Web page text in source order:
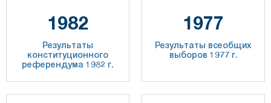
1982
Результаты
конституционного
референдума 1982 г.
1977
Результаты всеобщих
выборов 1977 г.